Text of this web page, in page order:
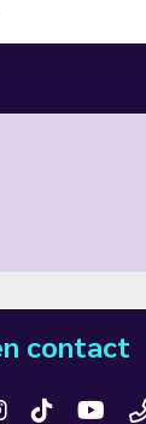
contact